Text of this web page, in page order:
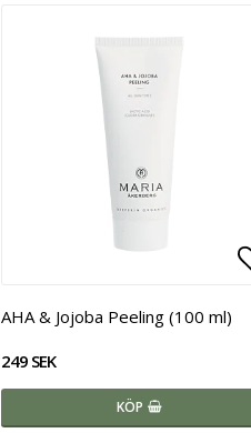
AHA & Jojoba Peeling (100 ml)
249 SEK
KÖP